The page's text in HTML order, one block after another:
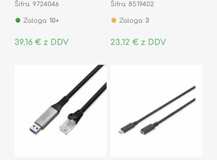
Šifra: 9724046
Zaloga: 10+
39,16 € z DDV
Šifra: 8519402
Zaloga: 3
23,12 € z DDV